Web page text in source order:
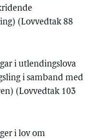
(Lovvedtak 88
i utlendingslova
i samband med
(Lovvedtak 103
i lov om